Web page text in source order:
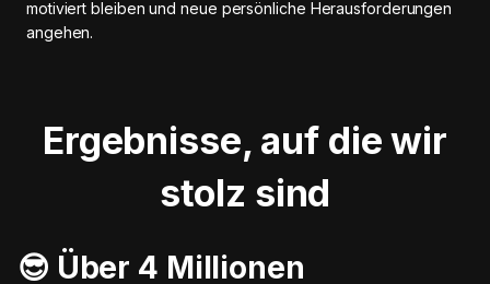
motiviert bleiben und neue persönliche Herausforderungen
angehen.
Ergebnisse, auf die wir
stolz sind
😎 Über 4 Millionen